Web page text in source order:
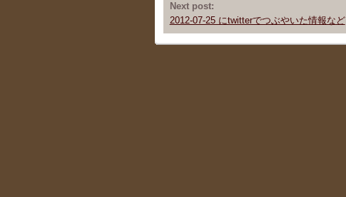
Next post:
2012-07-25 にtwitterでつぶやいた情報など